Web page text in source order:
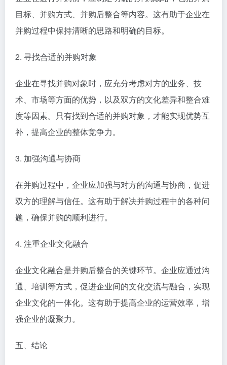
目标、并购方式、并购后整合等内容。这有助于企业在
并购过程中保持清晰的思路和明确的目标。
2. 寻找合适的并购对象
企业在寻找并购对象时，应充分考虑对方的业务、技
术、市场等方面的优势，以及双方的文化差异和整合难
度等因素。只有找到合适的并购对象，才能实现优势互
补，提高企业的整体竞争力。
3. 加强沟通与协商
在并购过程中，企业应加强与对方的沟通与协商，促进
双方的理解与信任。这有助于解决并购过程中的各种问
题，确保并购的顺利进行。
4. 注重企业文化融合
企业文化融合是并购后整合的关键环节。企业应通过沟
通、培训等方式，促进企业间的文化交流与融合，实现
企业文化的一体化。这有助于提高企业的运营效率，增
强企业的凝聚力。
五、结论